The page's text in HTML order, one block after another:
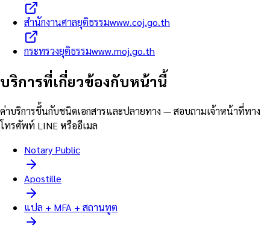
สำนักงานศาลยุติธรรมwww.coj.go.th
กระทรวงยุติธรรมwww.moj.go.th
บริการที่เกี่ยวข้องกับหน้านี้
ค่าบริการขึ้นกับชนิดเอกสารและปลายทาง — สอบถามเจ้าหน้าที่ทาง
โทรศัพท์ LINE หรืออีเมล
Notary Public
Apostille
แปล + MFA + สถานทูต